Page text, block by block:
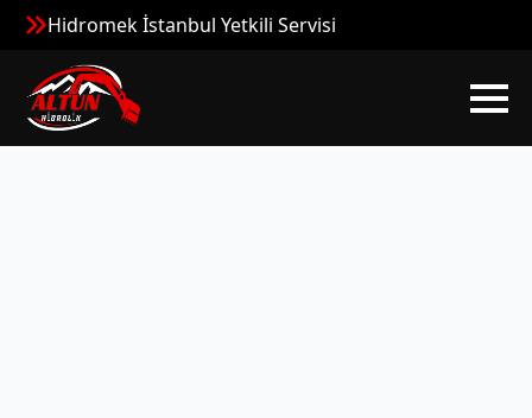
Hidromek İstanbul Yetkili Servisi